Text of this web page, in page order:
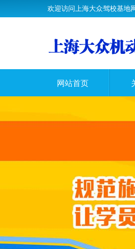
欢迎访问上海大众驾校基地
网站首页